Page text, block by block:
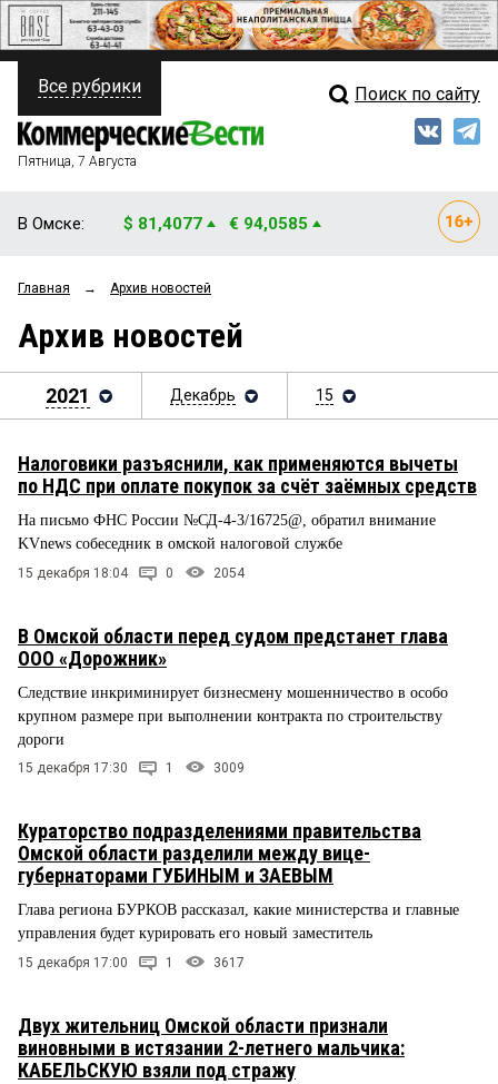
ПОЛИТИКА
ФИНАНСЫ
ОБЩЕСТВО
ЗАКОН
НОВОСТИ КОМПАНИЙ
СТИЛЬ ЖИЗНИ
Свежий выпуск
Блоги
Все рубрики Поиск по сайту
Пятница, 7 Августа
В Омске: $ 81,4077 € 94,0585
Главная → Архив новостей
Архив новостей
2021 Декабрь 15
Налоговики разъяснили, как применяются вычеты
по НДС при оплате покупок за счёт заёмных средств
На письмо ФНС России №СД-4-3/16725@, обратил внимание
KVnews собеседник в омской налоговой службе
15 декабря 18:04 0 2054
В Омской области перед судом предстанет глава
ООО «Дорожник»
Следствие инкриминирует бизнесмену мошенничество в особо
крупном размере при выполнении контракта по строительству
дороги
15 декабря 17:30 1 3009
Кураторство подразделениями правительства
Омской области разделили между вице-
губернаторами ГУБИНЫМ и ЗАЕВЫМ
Глава региона БУРКОВ рассказал, какие министерства и главные
управления будет курировать его новый заместитель
15 декабря 17:00 1 3617
Двух жительниц Омской области признали
виновными в истязании 2-летнего мальчика:
КАБЕЛЬСКУЮ взяли под стражу